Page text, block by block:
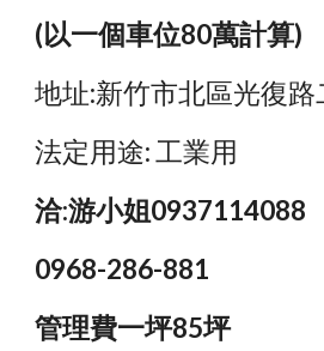
(以一個車位80萬計算)
地址:新竹市北區光復路
法定用途: 工業用
洽:游小姐0937114088
0968-286-881
管理費一坪85坪